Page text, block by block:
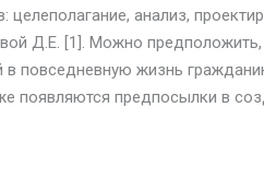
целеполагание, анализ,
Д.Е. [1]. Можно
в повседневную жизнь
появляются предпосылки в